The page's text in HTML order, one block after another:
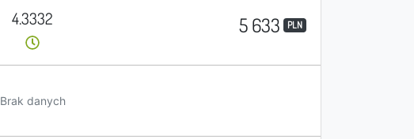
4.3332 5 633 PLN
Brak danych